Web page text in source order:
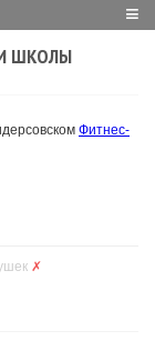
≡
ШКОЛЫ
Фитнес-
✗